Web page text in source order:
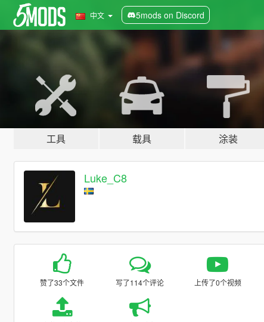
中文 5mods on Discord
工具 载具 涂装
Luke_C8
赞了33个文件 写了114个评论 上传了0个视频